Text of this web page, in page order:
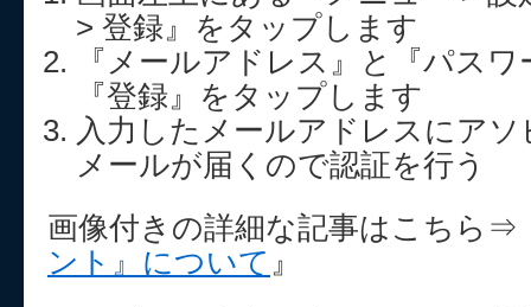
> 登録』をタップします
『メールアドレス』と『パス
『登録』をタップします
入力したメールアドレスにア
メールが届くので認証を行う
画像付きの詳細な記事はこちら⇒
ント』について 』